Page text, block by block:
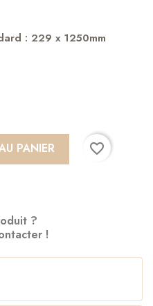
: 229 x 1250mm
PANIER
favorite_border
?
!